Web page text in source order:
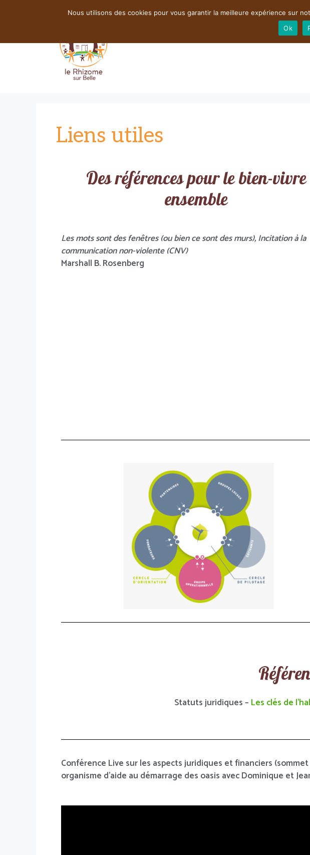
Liens utiles
Des références pour le bien-vivre
ensemble
Les mots sont des fenêtres (ou bien ce sont des murs), Incitation à la
communication non-violente (CNV)
Marshall B. Rosenberg
Statuts juridiques – Les clés de
Conférence Live sur les aspects juridiques et financiers
organisme d’aide au démarrage des oasis avec Dominique et
Nous utilisons des cookies pour vous garantir la meilleure expérience sur
Ok